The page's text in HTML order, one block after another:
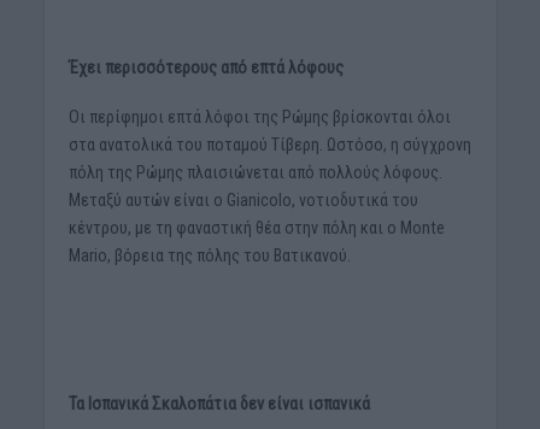
Έχει περισσότερους από επτά λόφους
Οι περίφημοι επτά λόφοι της Ρώμης βρίσκονται όλοι
στα ανατολικά του ποταμού Τίβερη. Ωστόσο, η σύγχρονη
πόλη της Ρώμης πλαισιώνεται από πολλούς λόφους.
Μεταξύ αυτών είναι ο Gianicolo, νοτιοδυτικά του
κέντρου, με τη φαναστική θέα στην πόλη και ο Monte
Mario, βόρεια της πόλης του Βατικανού.
Τα Ισπανικά Σκαλοπάτια δεν είναι ισπανικά